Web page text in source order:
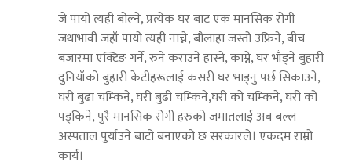
जे पायो त्यही बोल्ने, प्रत्येक घर बाट एक मानसिक रोगी
जथाभावी जहाँ पायो त्यही नाच्ने, बौलाहा जस्तो उफ्रिने, बीच
बजारमा एक्टिङ गर्ने, रुने कराउने हास्ने, काम्ने, घर भाँड्ने बुहारी
दुनियाँको बुहारी केटीहरूलाई कसरी घर भाड्नु पर्छ सिकाउने,
घरी बुढा चम्किने, घरी बुढी चम्किने,घरी को चम्किने, घरी को
पड्किने, पुरै मानसिक रोगी हरुको जमातलाई अब बल्ल
अस्पताल पुर्याउने बाटो बनाएको छ सरकारले। एकदम राम्रो
कार्य।